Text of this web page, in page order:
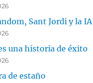
Sant Jordi y la IA
una historia de éxito
de estaño